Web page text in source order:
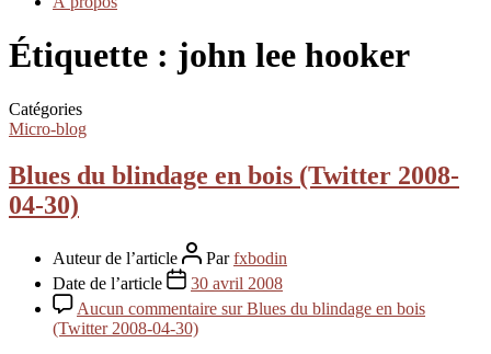
Étiquette : john lee hooker
Catégories
Micro-blog
Blues du blindage en bois (Twitter 2008-
04-30)
Auteur de l’article Parfxbodin
Date de l’article
30 avril 2008
Aucun commentaire sur Blues du blindage en bois
(Twitter 2008-04-30)